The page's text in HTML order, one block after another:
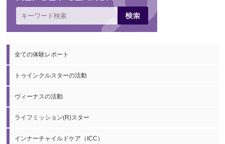
全ての体験レポート
トゥインクルスターの活動
ヴィーナスの活動
ライフミッション(R)スター
インナーチャイルドケア（ICC）